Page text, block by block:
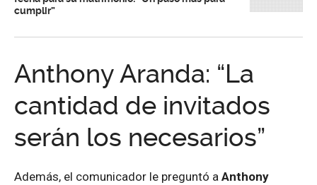
cumplir”
Anthony Aranda: “La
cantidad de invitados
serán los necesarios”
Además, el comunicador le preguntó a Anthony